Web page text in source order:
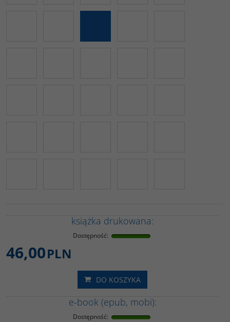
książka drukowana:
Dostępność:
46,00PLN
DO KOSZYKA
e-book (epub, mobi):
Dostępność: